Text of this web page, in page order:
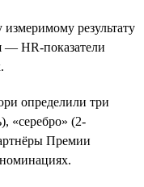
результату
— HR-показатели
определили три
«серебро» (2-
Премии